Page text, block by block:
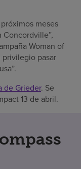
meses
Concordville”,
Woman of
pasar
de Grieder. Se
13 de abril.